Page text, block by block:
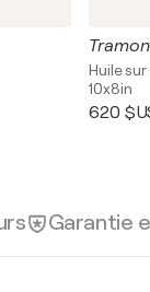
Huile
10x8in
620
Garantie